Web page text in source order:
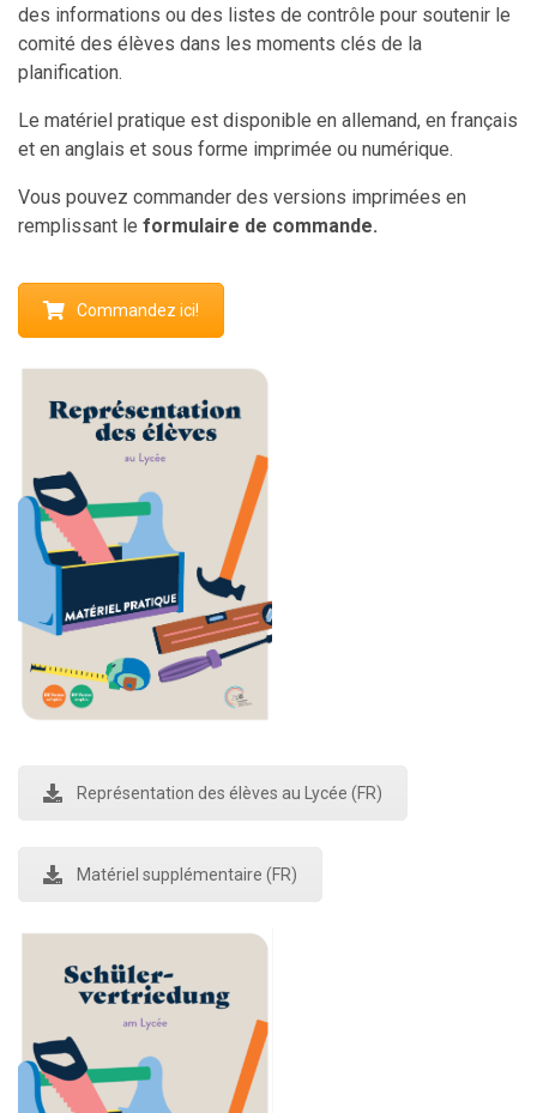
des informations ou des listes de contrôle pour soutenir le
comité des élèves dans les moments clés de la
planification.
Le matériel pratique est disponible en allemand, en français
et en anglais et sous forme imprimée ou numérique.
Vous pouvez commander des versions imprimées en
remplissant le formulaire de commande.
Commandez ici!
Représentation des élèves au Lycée (FR)
Matériel supplémentaire (FR)